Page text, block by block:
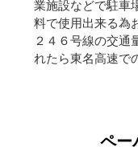
業施設などで駐車
料で使用出来る為
２４６号線の交通
れたら東名高速で
ペー